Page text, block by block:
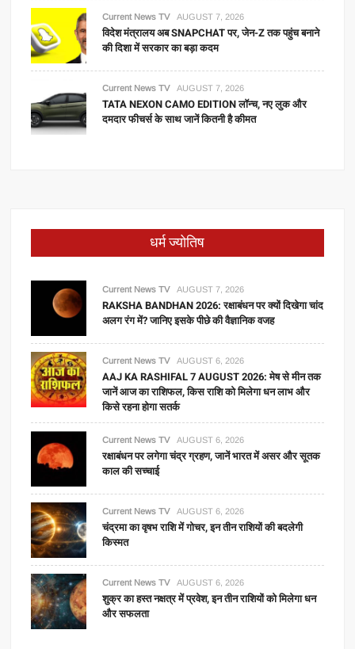
Current News TV AUGUST 7, 2026
विदेश मंत्रालय अब SNAPCHAT पर, जेन-Z तक पहुंच बनाने
की दिशा में सरकार का बड़ा कदम
Current News TV AUGUST 7, 2026
TATA NEXON CAMO EDITION लॉन्च, नए लुक और
दमदार फीचर्स के साथ जानें कितनी है कीमत
धर्म ज्योतिष
Current News TV AUGUST 7, 2026
RAKSHA BANDHAN 2026: रक्षाबंधन पर क्यों दिखेगा चांद
अलग रंग में? जानिए इसके पीछे की वैज्ञानिक वजह
Current News TV AUGUST 6, 2026
AAJ KA RASHIFAL 7 AUGUST 2026: मेष से मीन तक
जानें आज का राशिफल, किस राशि को मिलेगा धन लाभ और
किसे रहना होगा सतर्क
Current News TV AUGUST 6, 2026
रक्षाबंधन पर लगेगा चंद्र ग्रहण, जानें भारत में असर और सूतक
काल की सच्चाई
Current News TV AUGUST 6, 2026
चंद्रमा का वृषभ राशि में गोचर, इन तीन राशियों की बदलेगी
किस्मत
Current News TV AUGUST 6, 2026
शुक्र का हस्त नक्षत्र में प्रवेश, इन तीन राशियों को मिलेगा धन
और सफलता